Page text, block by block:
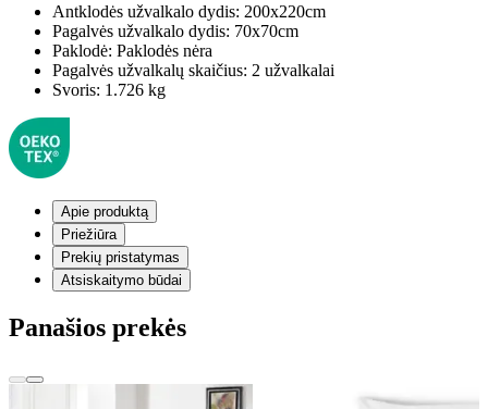
Antklodės užvalkalo dydis: 200x220cm
Pagalvės užvalkalo dydis: 70x70cm
Paklodė: Paklodės nėra
Pagalvės užvalkalų skaičius: 2 užvalkalai
Svoris: 1.726 kg
Apie produktą
Priežiūra
Prekių pristatymas
Atsiskaitymo būdai
Panašios prekės